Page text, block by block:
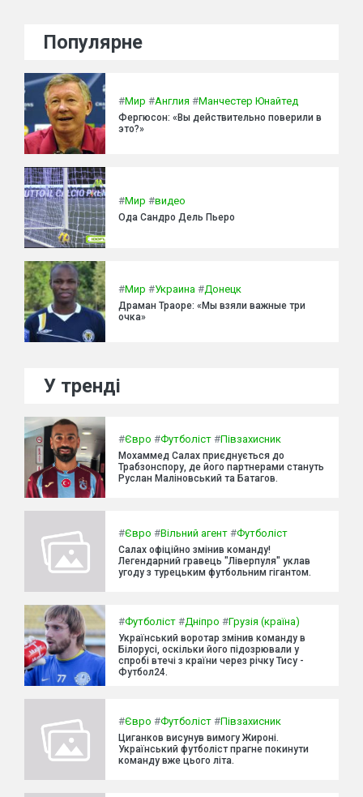
Популярне
#Мир #Англия #Манчестер Юнайтед
Фергюсон: «Вы действительно поверили в
это?»
#Мир #видео
Ода Сандро Дель Пьеро
#Мир #Украина #Донецк
Драман Траоре: «Мы взяли важные три
очка»
У тренді
#Євро #Футболіст #Півзахисник
Мохаммед Салах приєднується до
Трабзонспору, де його партнерами стануть
Руслан Маліновський та Батагов.
#Євро #Вільний агент #Футболіст
Салах офіційно змінив команду!
Легендарний гравець "Ліверпуля" уклав
угоду з турецьким футбольним гігантом.
#Футболіст #Дніпро #Грузія (країна)
Український воротар змінив команду в
Білорусі, оскільки його підозрювали у
спробі втечі з країни через річку Тису -
Футбол24.
#Євро #Футболіст #Півзахисник
Циганков висунув вимогу Жироні.
Український футболіст прагне покинути
команду вже цього літа.